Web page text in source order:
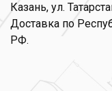
Казань, ул.
Доставка по
РФ.